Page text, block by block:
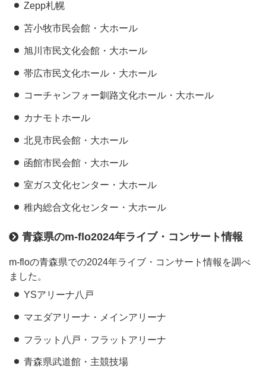
Zepp札幌
苫小牧市民会館・大ホール
旭川市民文化会館・大ホール
帯広市民文化ホール・大ホール
コーチャンフォー釧路文化ホール・大ホール
カナモトホール
北見市民会館・大ホール
函館市民会館・大ホール
室ガス文化センター・大ホール
稚内総合文化センター・大ホール
青森県のm-flo2024年ライブ・コンサート情報
m-floの青森県での2024年ライブ・コンサート情報を調べ
ました。
YSアリーナ八戸
マエダアリーナ・メインアリーナ
フラット八戸・フラットアリーナ
青森県武道館・主競技場